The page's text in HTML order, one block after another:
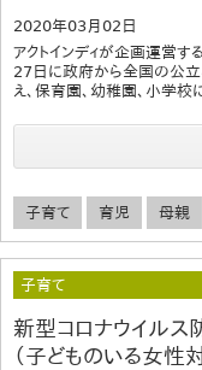
2020年03月02日
アクトインディが企画運営す
27日に政府から全国の公
え、保育園、幼稚園、小学
子育て 育児 母親
子育て
新型コロナウイル
（子どものいる女性